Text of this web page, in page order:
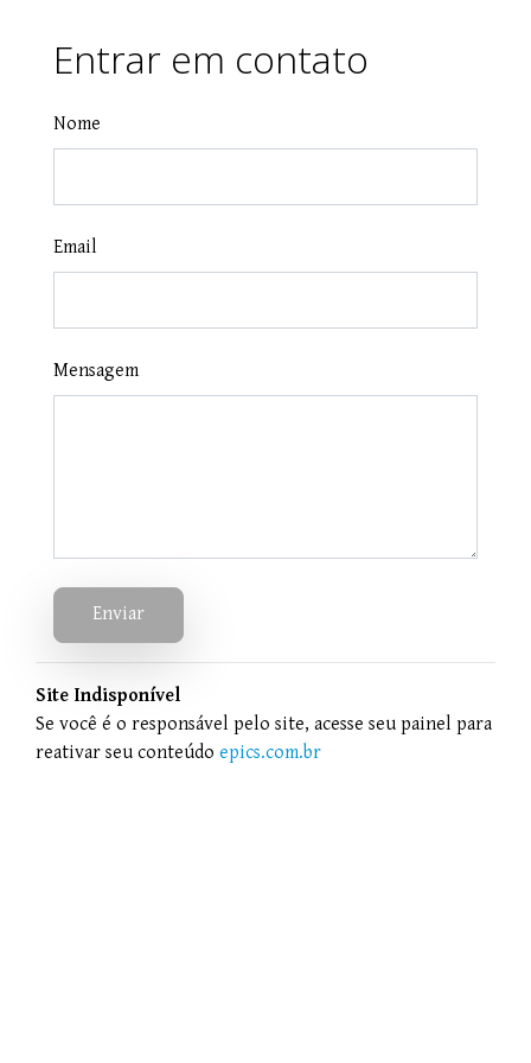
Entrar em contato
Nome
Email
Mensagem
Enviar
Site Indisponível
Se você é o responsável pelo site, acesse seu painel para
reativar seu conteúdo epics.com.br